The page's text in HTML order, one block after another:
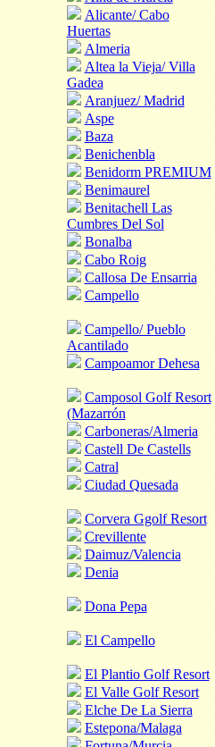
Alicante/ Cabo
Huertas
Almeria
Altea la Vieja/ Villa
Gadea
Aranjuez/ Madrid
Aspe
Baza
Benichenbla
Benidorm PREMIUM
Benimaurel
Benitachell Las
Cumbres Del Sol
Bonalba
Cabo Roig
Callosa De Ensarria
Campello
Campello/ Pueblo
Acantilado
Campoamor Dehesa
Camposol Golf Resort
(Mazarrón
Carboneras/Almeria
Castell De Castells
Catral
Ciudad Quesada
Corvera Ggolf Resort
Crevillente
Daimuz/Valencia
Denia
Dona Pepa
El Campello
El Plantio Golf Resort
El Valle Golf Resort
Elche De La Sierra
Estepona/Malaga